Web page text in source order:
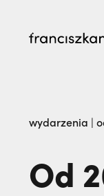
Dlaczego
wydarzenia |
Od